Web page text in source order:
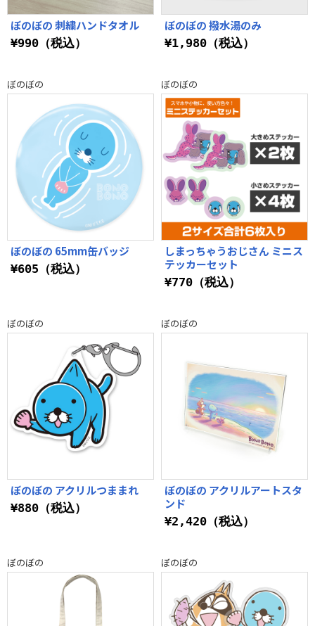
ぼのぼの 刺繍ハンドタオル
¥990（税込）
ぼのぼの 撥水湯のみ
¥1,980（税込）
ぼのぼの
ぼのぼの 65mm缶バッジ
¥605（税込）
ぼのぼの
しまっちゃうおじさん ミニス
テッカーセット
¥770（税込）
ぼのぼの
ぼのぼの アクリルつままれ
¥880（税込）
ぼのぼの
ぼのぼの アクリルアートスタ
ンド
¥2,420（税込）
ぼのぼの ぼのぼの